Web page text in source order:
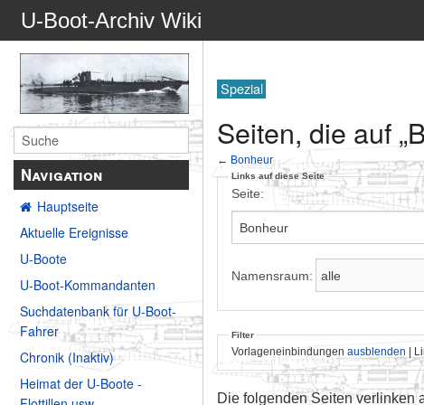
U-Boot-Archiv Wiki
Navigation
Hauptseite
Aktuelle Ereignisse
U-Boote
U-Boot-Kommandanten
Suchdatenbank für U-Boot-
Fahrer
Chronik (Inaktiv)
Heimat der U-Boote -
Spezial
Seiten, die auf
← Bonheur
Links auf diese Seite
Seite:
Namensraum:
Filter
Vorlageneinbindungen ausblenden |
Die folgenden Seiten verlinken